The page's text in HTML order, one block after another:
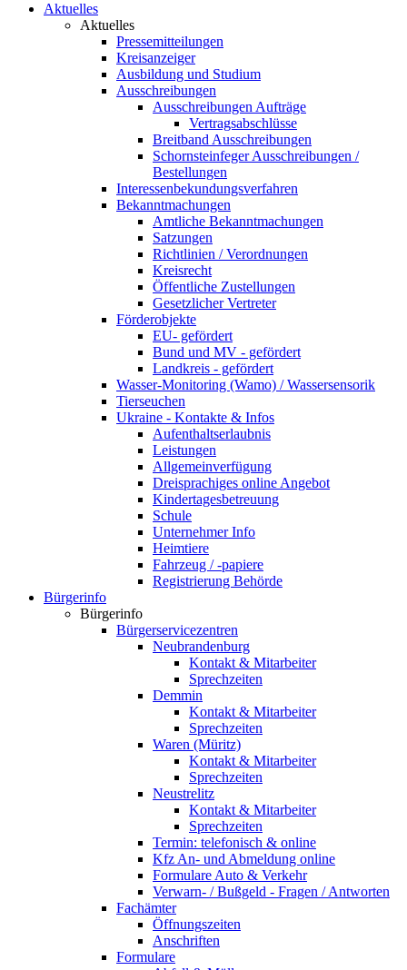
Aktuelles
Aktuelles
Pressemitteilungen
Kreisanzeiger
Ausbildung und Studium
Ausschreibungen
Ausschreibungen Aufträge
Vertragsabschlüsse
Breitband Ausschreibungen
Schornsteinfeger Ausschreibungen /
Bestellungen
Interessenbekundungsverfahren
Bekanntmachungen
Amtliche Bekanntmachungen
Satzungen
Richtlinien / Verordnungen
Kreisrecht
Öffentliche Zustellungen
Gesetzlicher Vertreter
Förderobjekte
EU- gefördert
Bund und MV - gefördert
Landkreis - gefördert
Wasser-Monitoring (Wamo) / Wassersensorik
Tierseuchen
Ukraine - Kontakte & Infos
Aufenthaltserlaubnis
Leistungen
Allgemeinverfügung
Dreisprachiges online Angebot
Kindertagesbetreuung
Schule
Unternehmer Info
Heimtiere
Fahrzeug / -papiere
Registrierung Behörde
Bürgerinfo
Bürgerinfo
Bürgerservicezentren
Neubrandenburg
Kontakt & Mitarbeiter
Sprechzeiten
Demmin
Kontakt & Mitarbeiter
Sprechzeiten
Waren (Müritz)
Kontakt & Mitarbeiter
Sprechzeiten
Neustrelitz
Kontakt & Mitarbeiter
Sprechzeiten
Termin: telefonisch & online
Kfz An- und Abmeldung online
Formulare Auto & Verkehr
Verwarn- / Bußgeld - Fragen / Antworten
Fachämter
Öffnungszeiten
Anschriften
Formulare